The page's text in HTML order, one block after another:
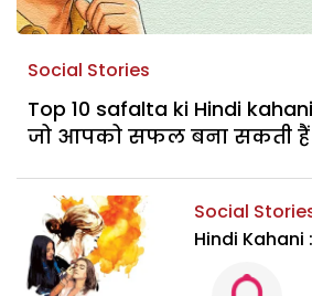
Social Stories
Top 10 safalta ki Hindi
जो आपको सफल बना सकती हैं
Social
Hindi